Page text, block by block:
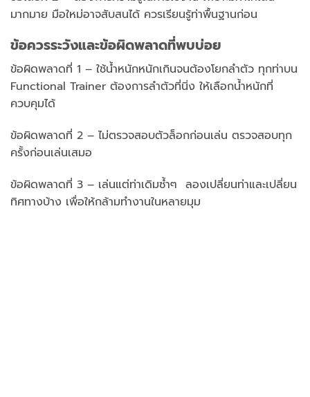
มากมาย มือใหม่อาจสับสนได้ ควรเรียนรู้ท่าพื้นฐานก่อน
ข้อควรระวังและข้อผิดพลาดที่พบบ่อย
ข้อผิดพลาดที่ 1 – ใช้น้ำหนักหนักเกินจนต้องโยกลำตัว ทุกท่าบน
Functional Trainer ต้องการลำตัวที่นิ่ง ให้เลือกน้ำหนักที่
ควบคุมได้
ข้อผิดพลาดที่ 2 – ไม่ตรวจสอบตัวล็อกก่อนเล่น ตรวจสอบทุก
ครั้งก่อนเล่นเสมอ
ข้อผิดพลาดที่ 3 – เล่นแต่ท่าเดิมซ้ำๆ ลองเปลี่ยนท่าและเปลี่ยน
ทิศทางบ้าง เพื่อให้กล้ามทำงานในหลายมุม